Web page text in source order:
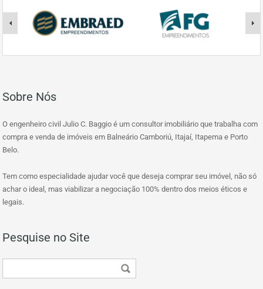
Sobre Nós
O engenheiro civil Julio C. Baggio é um consultor imobiliário que trabalha com
compra e venda de imóveis em Balneário Camboriú, Itajaí, Itapema e Porto
Belo.
Tem como especialidade ajudar você que deseja comprar seu imóvel, não só
achar o ideal, mas viabilizar a negociação 100% dentro dos meios éticos e
legais.
Pesquise no Site